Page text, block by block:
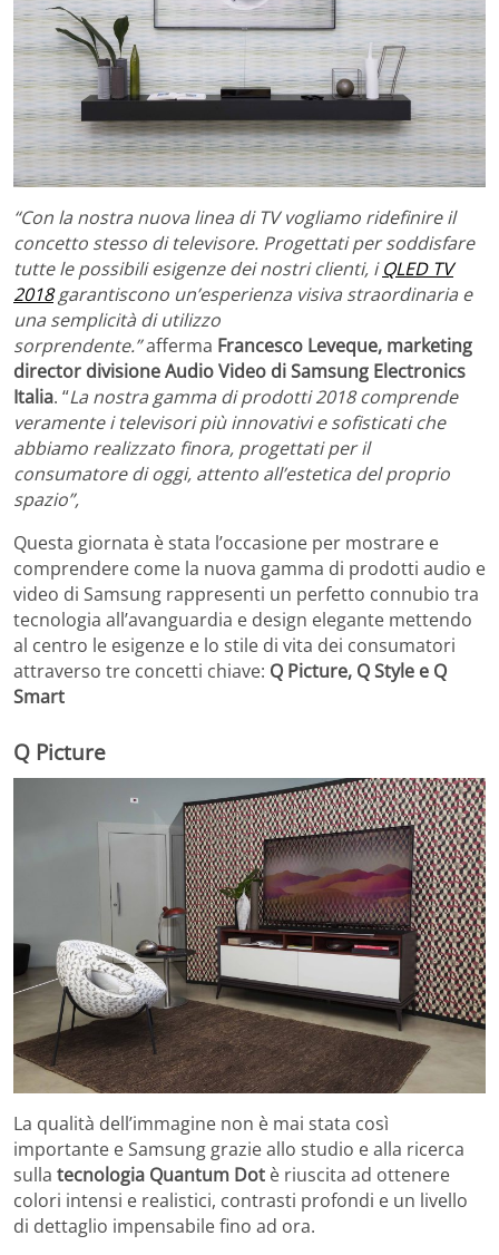
“Con la nostra nuova linea di TV vogliamo ridefinire il
concetto stesso di televisore. Progettati per soddisfare
tutte le possibili esigenze dei nostri clienti, iQLED TV
2018garantiscono un’esperienza visiva straordinaria e
una semplicità di utilizzo
sorprendente.”afferma Francesco Leveque, marketing
director divisione Audio Video di Samsung Electronics
Italia. “La nostra gamma di prodotti 2018 comprende
veramente i televisori più innovativi e sofisticati che
abbiamo realizzato finora, progettati per il
consumatore di oggi, attento all’estetica del proprio
spazio”,
Questa giornata è stata l’occasione per mostrare e
comprendere come la nuova gamma di prodotti audio e
video di Samsung rappresenti un perfetto connubio tra
tecnologia all’avanguardia e design elegante mettendo
al centro le esigenze e lo stile di vita dei consumatori
attraverso tre concetti chiave: Q Picture, Q Style e Q
Smart
Q Picture
La qualità dell’immagine non è mai stata così
importante e Samsung grazie allo studio e alla ricerca
sulla tecnologia Quantum Dot è riuscita ad ottenere
colori intensi e realistici, contrasti profondi e un livello
di dettaglio impensabile fino ad ora.